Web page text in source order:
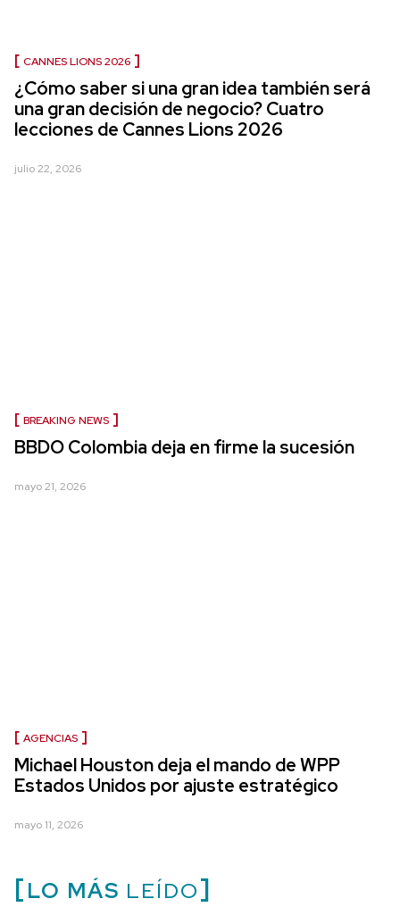
CANNES LIONS 2026
¿Cómo saber si una gran idea también será
una gran decisión de negocio? Cuatro
lecciones de Cannes Lions 2026
julio 22, 2026
BREAKING NEWS
BBDO Colombia deja en firme la sucesión
mayo 21, 2026
AGENCIAS
Michael Houston deja el mando de WPP
Estados Unidos por ajuste estratégico
mayo 11, 2026
LO MÁS LEÍDO